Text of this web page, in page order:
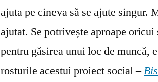
ajuta pe cineva să se ajute singur.
ajutat. Se potrivește aproape
pentru găsirea unui loc de muncă,
rosturile acestui proiect social –